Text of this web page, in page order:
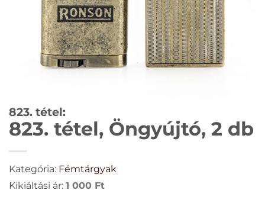
823. tétel:
823. tétel, Öngyújtó, 2 db
Kategória: Fémtárgyak
Kikiáltási ár: 1 000 Ft